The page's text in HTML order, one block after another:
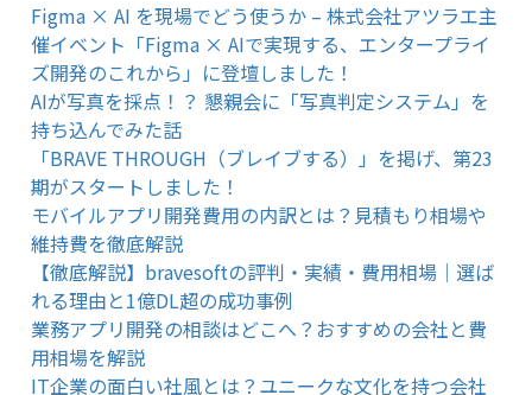
Figma × AI を現場でどう使うか – 株式会社アツラエ主
催イベント「Figma × AIで実現する、エンタープライ
ズ開発のこれから」に登壇しました！
AIが写真を採点！？ 懇親会に「写真判定システム」を
持ち込んでみた話
「BRAVE THROUGH（ブレイブする）」を掲げ、第23
期がスタートしました！
モバイルアプリ開発費用の内訳とは？見積もり相場や
維持費を徹底解説
【徹底解説】bravesoftの評判・実績・費用相場｜選ば
れる理由と1億DL超の成功事例
業務アプリ開発の相談はどこへ？おすすめの会社と費
用相場を解説
IT企業の面白い社風とは？ユニークな文化を持つ会社